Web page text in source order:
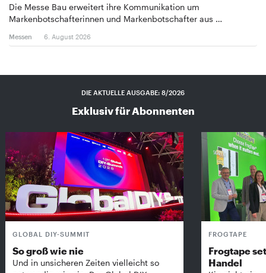
Die Messe Bau erweitert ihre Kommunikation um
Markenbotschafterinnen und Markenbotschafter aus …
Messen 6. August 2026
DIE AKTUELLE AUSGABE: 8/2026
Exklusiv für Abonnenten
GLOBAL DIY-SUMMIT
So groß wie nie
Und in unsicheren Zeiten vielleicht so
FROGTAPE
Frogtape
Handel